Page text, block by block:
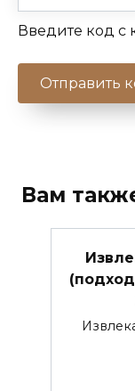
Введите код с
Вам